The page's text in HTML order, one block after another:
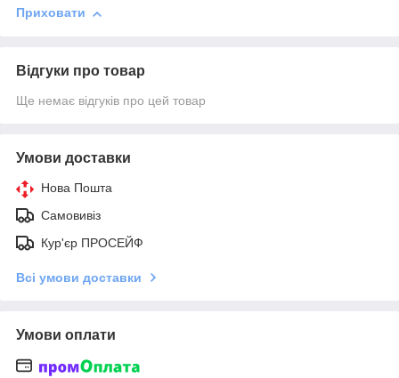
Приховати
Відгуки про товар
Ще немає відгуків про цей товар
Умови доставки
Нова Пошта
Самовивіз
Кур'єр ПРОСЕЙФ
Всі умови доставки
Умови оплати